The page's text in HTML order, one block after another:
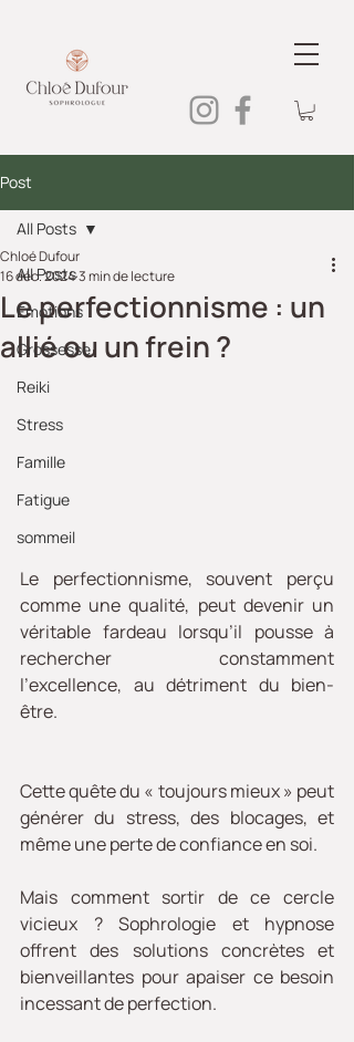
Post
All Posts
Emotions
Grossesse
Reiki
Stress
Famille
Fatigue
sommeil
All Posts
Le perfectionnisme : un
allié ou un frein ?
Chloé Dufour
16 déc. 20243 min de lecture
Le perfectionnisme, souvent perçu
comme une qualité, peut devenir un
véritable fardeau lorsqu’il pousse à
rechercher constamment
l’excellence, au détriment du bien-
être.
Cette quête du « toujours mieux » peut
générer du stress, des blocages, et
même une perte de confiance en soi.
Mais comment sortir de ce cercle
vicieux ? Sophrologie et hypnose
offrent des solutions concrètes et
bienveillantes pour apaiser ce besoin
incessant de perfection.